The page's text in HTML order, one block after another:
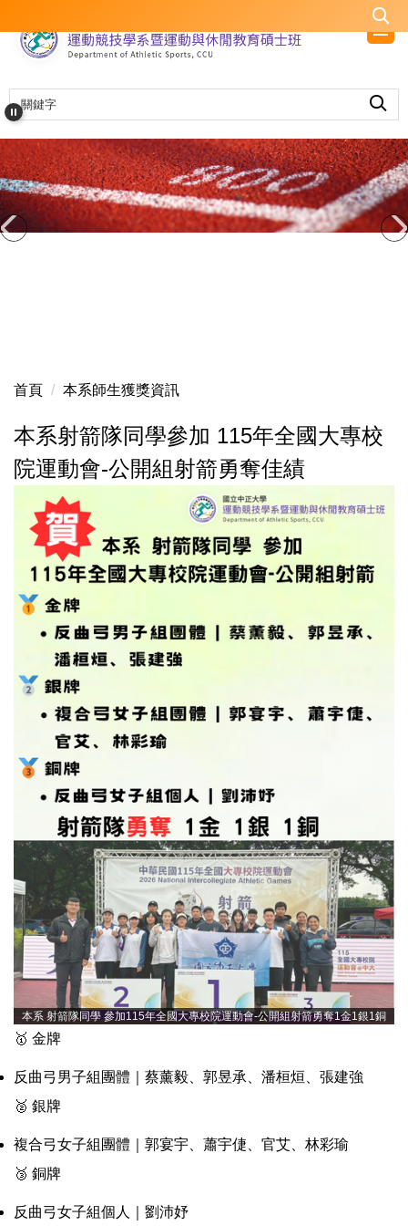
到
內
容
區
首頁 本系師生獲獎資訊
本系射箭隊同學參加 115年全國大專校
院運動會-公開組射箭勇奪佳績
本系 射箭隊同學 參加115年全國大專校院運動會-公開組射箭勇奪1金1銀1銅
🥇 金牌
反曲弓男子組團體｜蔡薰毅、郭昱承、潘桓烜、張建強
🥈 銀牌
複合弓女子組團體｜郭宴宇、蕭宇倢、官艾、林彩瑜
🥉 銅牌
反曲弓女子組個人｜劉沛妤